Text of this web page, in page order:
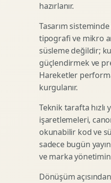
Premium Ambalaj Tasarimi
Etiket Tasarimi
Kutu Tasarimi
Raf Gorunurlugu
Gida Ambalaj Tasarimi
Kozmetik Ambalaj Tasarimi
E Ticaret Kutu Tasarimi
Ambalaj Mockup Tasarimi
Shopify Tasarim
hazırlanır.
Tasarım
tipografi ve mikro
süsleme değildir;
güçlendirmek ve
Hareketler
kurgulanır.
Teknik tarafta hızlı
işaretlemeleri,
okunabilir kod ve
sadece bugün
ve marka
Dönüşüm